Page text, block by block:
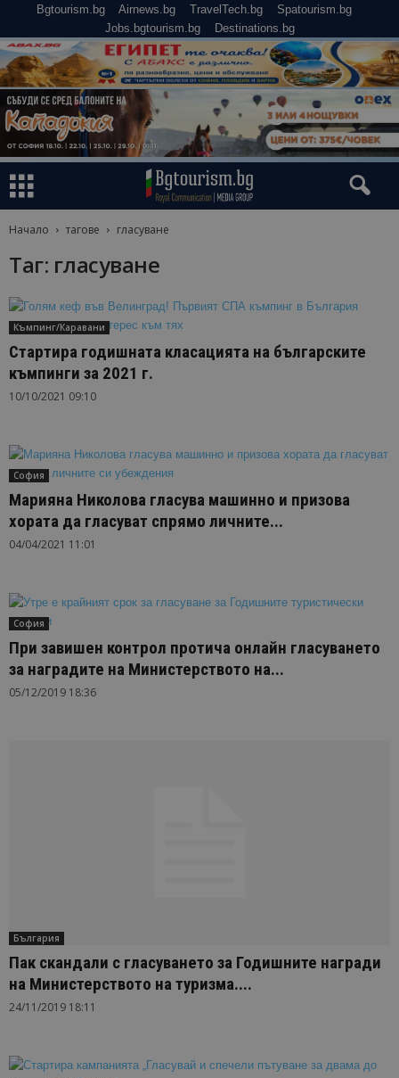
Bgtourism.bg Airnews.bg TravelTech.bg
Spatourism.bg
Jobs.bgtourism.bg
Destinations.bg
Начало тагове гласуване
Таг: гласуване
Къмпинг/Каравани
Стартира годишната класацията на българските
къмпинги за 2021 г.
10/10/2021 09:10
София
Марияна Николова гласува машинно и призова
хората да гласуват спрямо личните...
04/04/2021 11:01
София
При завишен контрол протича онлайн гласуването
за наградите на Министерството на...
05/12/2019 18:36
България
Пак скандали с гласуването за Годишните награди
на Министерството на туризма....
24/11/2019 18:11